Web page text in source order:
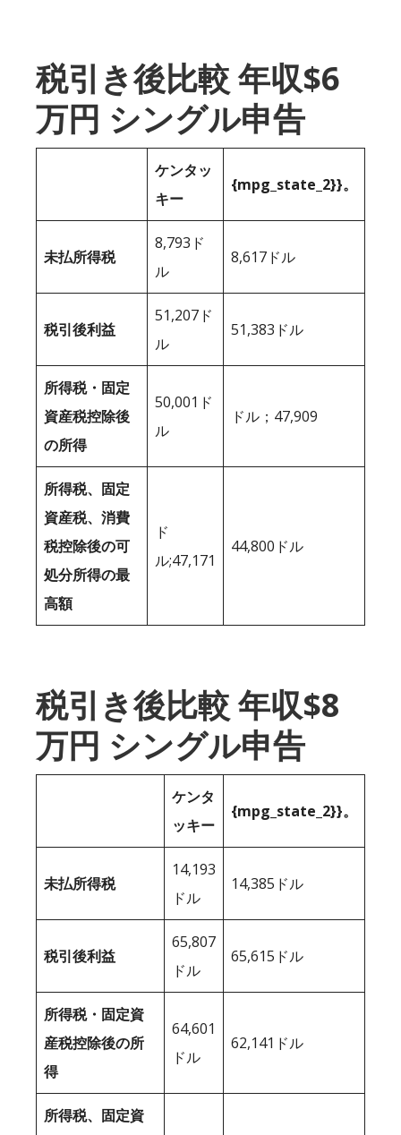
税引き後比較 年収$6
万円 シングル申告
ケンタッ
キー
{mpg_state_2}}。
未払所得税
8,793ド
ル
8,617ドル
税引後利益
51,207ド
ル
51,383ドル
所得税・固定
資産税控除後
の所得
50,001ド
ル
ドル；47,909
所得税、固定
資産税、消費
税控除後の可
処分所得の最
高額
ド
ル;47,171
44,800ドル
税引き後比較 年収$8
万円 シングル申告
ケンタ
ッキー
{mpg_state_2}}。
未払所得税
14,193
ドル
14,385ドル
税引後利益
65,807
ドル
65,615ドル
所得税・固定資
産税控除後の所
得
64,601
ドル
62,141ドル
所得税、固定資